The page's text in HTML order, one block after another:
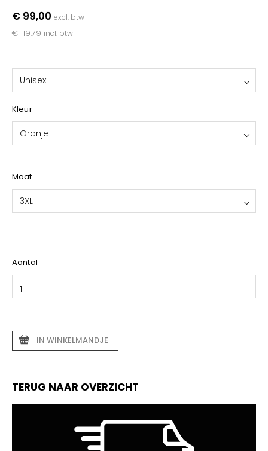
€ 99,00 excl. btw
€ 119,79 incl. btw
Unisex
Kleur
Oranje
Maat
3XL
Aantal
IN WINKELMANDJE
TERUG NAAR OVERZICHT